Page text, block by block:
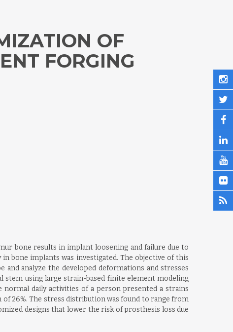
OF
FORGING
bone results in implant loosening and failure due to
bone implants was investigated. The objective of this
analyze the developed deformations and stresses
using large strain-based finite element modeling
daily activities of a person presented a strains
26%. The stress distribution was found to range from
designs that lower the risk of prosthesis loss due